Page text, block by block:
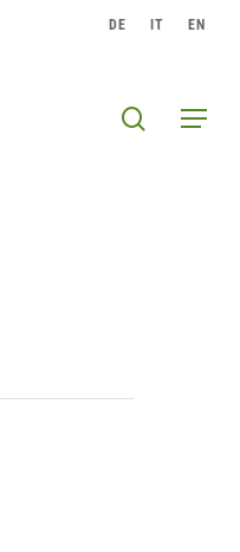
DE IT EN
Menu
search